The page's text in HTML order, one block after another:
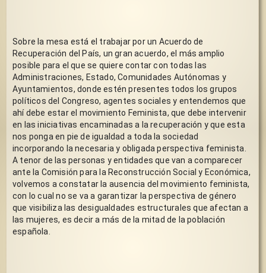
Sobre la mesa está el trabajar por un Acuerdo de
Recuperación del País, un gran acuerdo, el más amplio
posible para el que se quiere contar con todas las
Administraciones, Estado, Comunidades Autónomas y
Ayuntamientos, donde estén presentes todos los grupos
políticos del Congreso, agentes sociales y entendemos que
ahí debe estar el movimiento Feminista, que debe intervenir
en las iniciativas encaminadas a la recuperación y que esta
nos ponga en pie de igualdad a toda la sociedad
incorporando la necesaria y obligada perspectiva feminista.
A tenor de las personas y entidades que van a comparecer
ante la Comisión para la Reconstrucción Social y Económica,
volvemos a constatar la ausencia del movimiento feminista,
con lo cual no se va a garantizar la perspectiva de género
que visibiliza las desigualdades estructurales que afectan a
las mujeres, es decir a más de la mitad de la población
española.